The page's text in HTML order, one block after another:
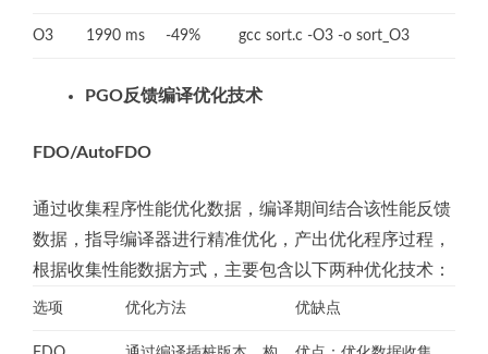
O3 1990 ms -49% gcc sort.c -O3 -o sort_O3
PGO反馈编译优化技术
FDO/AutoFDO
通过收集程序性能优化数据，编译期间结合该性能反馈
数据，指导编译器进行精准优化，产出优化程序过程，
根据收集性能数据方式，主要包含以下两种优化技术：
选项 优化方法 优缺点